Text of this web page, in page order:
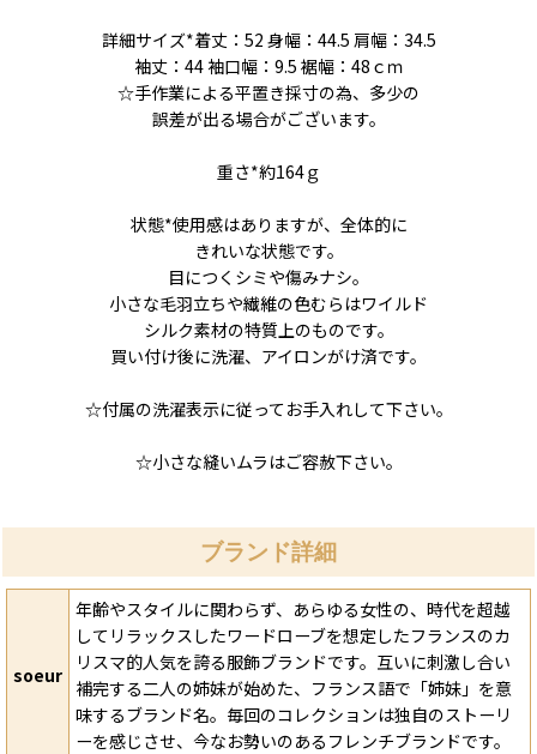
詳細サイズ*着丈：52 身幅：44.5 肩幅：34.5
袖丈：44 袖口幅：9.5 裾幅：48ｃｍ
☆手作業による平置き採寸の為、多少の
誤差が出る場合がございます。
重さ*約164ｇ
状態*使用感はありますが、全体的に
きれいな状態です。
目につくシミや傷みナシ。
小さな毛羽立ちや繊維の色むらはワイルド
シルク素材の特質上のものです。
買い付け後に洗濯、アイロンがけ済です。
☆付属の洗濯表示に従ってお手入れして下さい。
☆小さな縫いムラはご容赦下さい。
ブランド詳細
soeur
年齢やスタイルに関わらず、あらゆる女性の、時代を超越
してリラックスしたワードローブを想定したフランスのカ
リスマ的人気を誇る服飾ブランドです。互いに刺激し合い
補完する二人の姉妹が始めた、フランス語で「姉妹」を意
味するブランド名。毎回のコレクションは独自のストーリ
ーを感じさせ、今なお勢いのあるフレンチブランドです。